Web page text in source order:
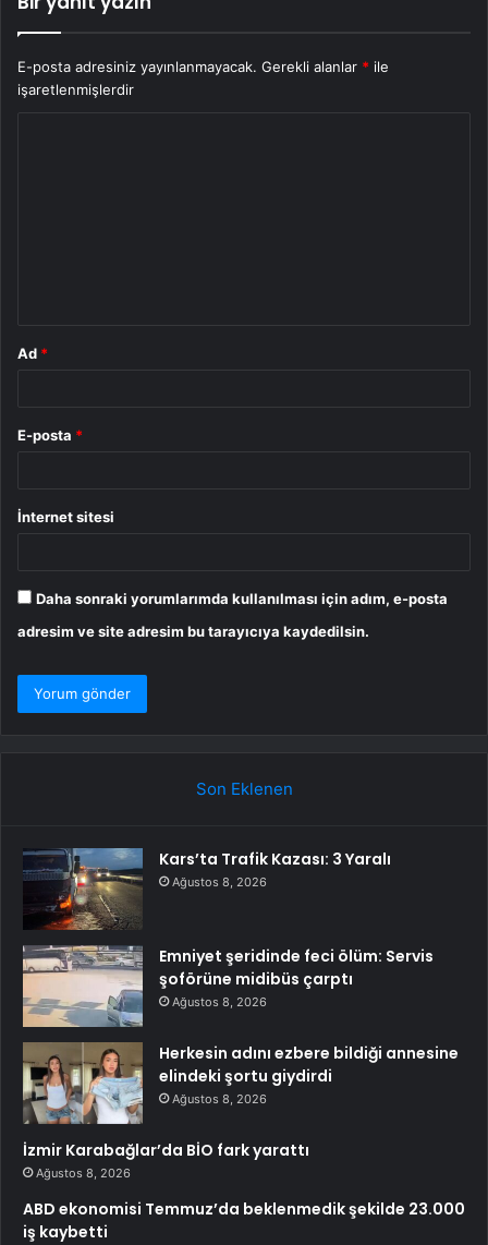
E-posta adresiniz yayınlanmayacak. Gerekli alanlar * ile
işaretlenmişlerdir
Ad *
E-posta *
İnternet sitesi
Daha sonraki yorumlarımda kullanılması için adım, e-posta
adresim ve site adresim bu tarayıcıya kaydedilsin.
Son Eklenen
Kars’ta Trafik Kazası: 3 Yaralı
Ağustos 8, 2026
Emniyet şeridinde feci ölüm: Servis
şoförüne midibüs çarptı
Ağustos 8, 2026
Herkesin adını ezbere bildiği annesine
elindeki şortu giydirdi
Ağustos 8, 2026
İzmir Karabağlar’da BİO fark yarattı
Ağustos 8, 2026
ABD ekonomisi Temmuz’da beklenmedik şekilde 23.000
iş kaybetti